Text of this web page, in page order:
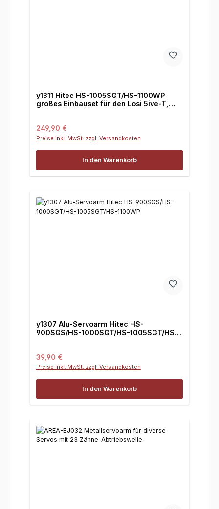
y1311 Hitec HS-1005SGT/HS-1100WP
großes Einbauset für den Losi 5ive-T,
Regulärer Preis:
249,90 €
Preise inkl. MwSt. zzgl. Versandkosten
In den Warenkorb
y1307 Alu-Servoarm Hitec HS-
900SGS/HS-1000SGT/HS-1005SGT/HS-
Regulärer Preis:
39,90 €
Preise inkl. MwSt. zzgl. Versandkosten
In den Warenkorb